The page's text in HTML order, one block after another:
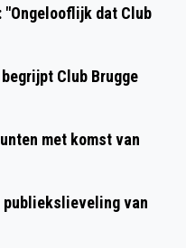
"Ongelooflijk dat Club
Club Brugge
met komst van
publiekslieveling van